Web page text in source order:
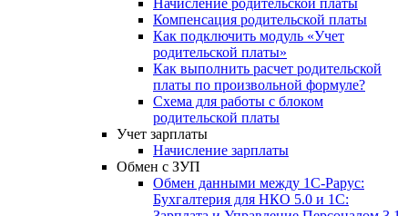
Компенсация родительской платы
Как подключить модуль «Учет
родительской платы»
Как выполнить расчет родительской
платы по произвольной формуле?
Схема для работы с блоком
родительской платы
Учет зарплаты
Начисление зарплаты
Обмен с ЗУП
Обмен данными между 1С-Рарус:
Бухгалтерия для НКО 5.0 и 1С: